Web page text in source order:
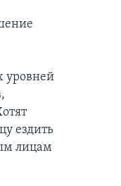
уровней
ездить
лицам